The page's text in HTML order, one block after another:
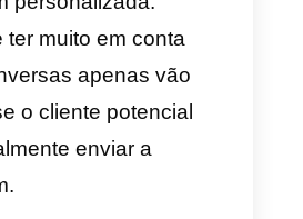
para publicidade,
colocamos como
o Facebook, as